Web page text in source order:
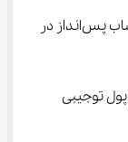
به کودک یک قلک هدیه داد یا یک حساب پس‌انداز در
توجیبی